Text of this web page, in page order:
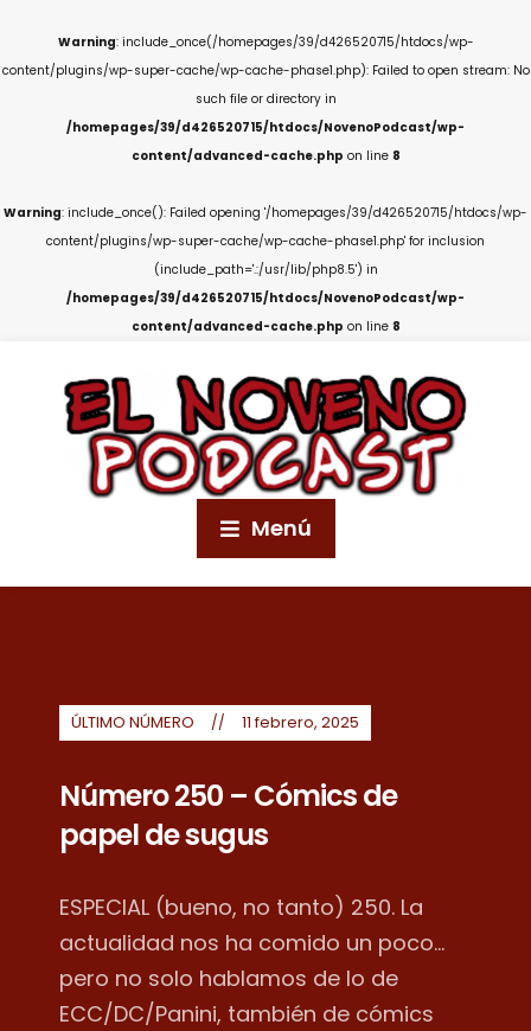
Warning: include_once(/homepages/39/d426520715/htdocs/wp-
content/plugins/wp-super-cache/wp-cache-phase1.php): Failed to open stream: No
such file or directory in
/homepages/39/d426520715/htdocs/NovenoPodcast/wp-
content/advanced-cache.php on line 8
Warning: include_once(): Failed opening '/homepages/39/d426520715/htdocs/wp-
content/plugins/wp-super-cache/wp-cache-phase1.php' for inclusion
(include_path='.:/usr/lib/php8.5') in
/homepages/39/d426520715/htdocs/NovenoPodcast/wp-
content/advanced-cache.php on line 8
Menú
ÚLTIMO NÚMERO 11 febrero, 2025
Número 250 – Cómics de
papel de sugus
ESPECIAL (bueno, no tanto) 250. La
actualidad nos ha comido un poco...
pero no solo hablamos de lo de
ECC/DC/Panini, también de cómics